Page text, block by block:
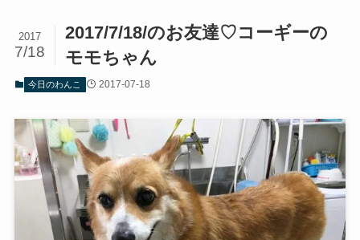
2017/7/18/のお友達♡コーギーの
モモちゃん
2017
7/18
今日のわんこ 2017-07-18